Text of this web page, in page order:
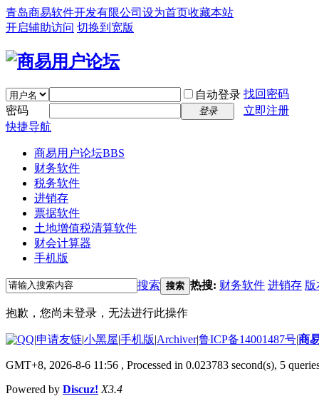
青岛商易软件开发有限公司 设为首页收藏本站
开启辅助访问 切换到宽版
自动登录 找回密码
密码
登录
立即注册
快捷导航
商易用户论坛BBS
财务软件
税务软件
进销存
票据软件
土地增值税清算软件
财会计算器
手机版
搜索 搜索 热搜: 财务软件 进销存 版
抱歉，您尚未登录，无法进行此操作
|申请友链|小黑屋|手机版|Archiver|鲁ICP备14001487号|商
GMT+8, 2026-8-6 11:56 , Processed in 0.023783 second(s), 5
Powered by Discuz! X3.4